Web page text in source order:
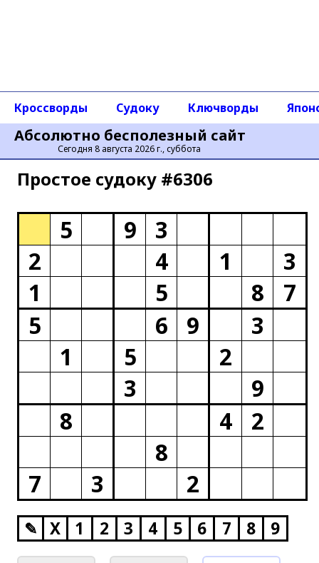
Абсолютно бесполезный сайт
Сегодня 8 августа 2026 г., суббота
Кроссворды Судоку Ключворды
Простое cудоку #6306
5 9
3
2
4 1
3
1
5 8
7
5
6 9
3
1
5
2
3
9
8
4
2
8
7
3 2
✎ X 1 2 3 4 5 6 7 8 9